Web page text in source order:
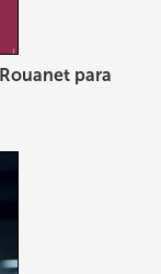
para